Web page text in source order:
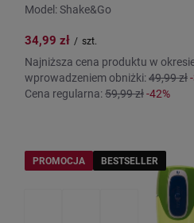
Model: Shake&Go
34,99 zł / szt.
Najniższa cena produktu w
wprowadzeniem obniżki:49,99 zł
Cena regularna:59,99 zł-42%
PROMOCJA BESTSELLER